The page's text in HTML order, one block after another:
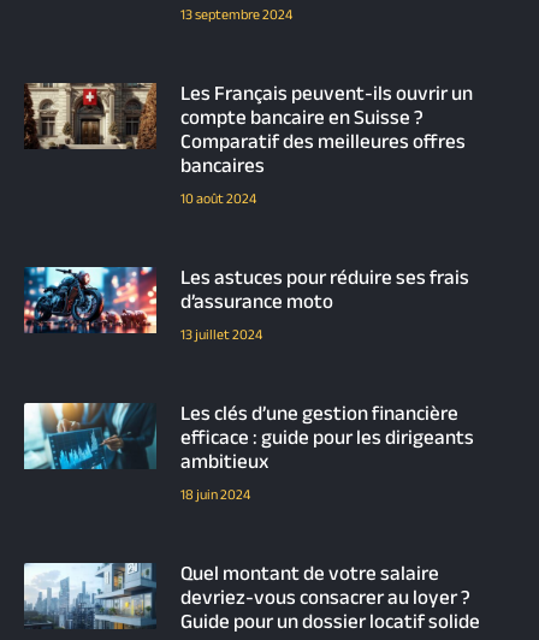
13 septembre 2024
Les Français peuvent-ils ouvrir un
compte bancaire en Suisse ?
Comparatif des meilleures offres
bancaires
10 août 2024
Les astuces pour réduire ses frais
d’assurance moto
13 juillet 2024
Les clés d’une gestion financière
efficace : guide pour les dirigeants
ambitieux
18 juin 2024
Quel montant de votre salaire
devriez-vous consacrer au loyer ?
Guide pour un dossier locatif solide